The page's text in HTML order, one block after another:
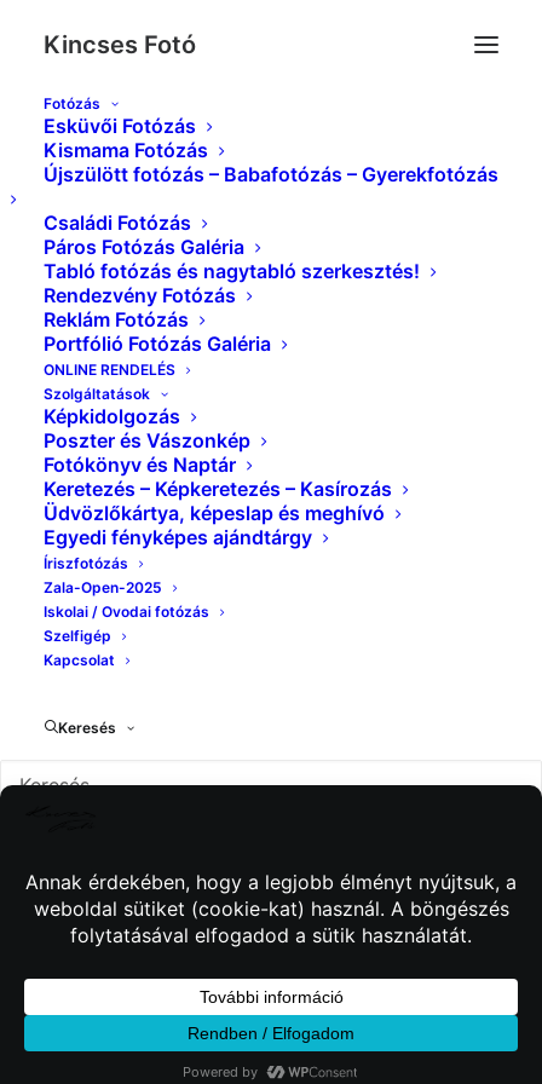
Kincses Fotó
Fotózás
Esküvői Fotózás
Kismama Fotózás
Újszülött fotózás – Babafotózás – Gyerekfotózás
Családi Fotózás
Páros Fotózás Galéria
Tabló fotózás és nagytabló szerkesztés!
Rendezvény Fotózás
Reklám Fotózás
Portfólió Fotózás Galéria
ONLINE RENDELÉS
Szolgáltatások
Képkidolgozás
Poszter és Vászonkép
Fotókönyv és Naptár
Keretezés – Képkeretezés – Kasírozás
Üdvözlőkártya, képeslap és meghívó
Egyedi fényképes ajándtárgy
Íriszfotózás
Zala-Open-2025
Iskolai / Ovodai fotózás
Szelfigép
Kapcsolat
Keresés
IMG_5883_10x15
Kezdőlap
Tabló Fotózás és szerkesztés galéria
© 2026 Kincses Fotó. Minden jog fenntartva